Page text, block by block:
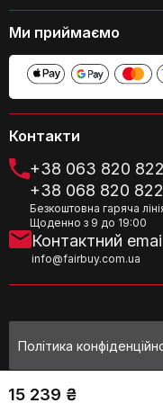
15 239 ₴
відповідності
Ширина виробу
Вага 5 кг
Категорія:
Чи підходить
встановлення
цієї моделі?
Контакти
+38 063 820
+38 068 820
Безкоштовна гаряча
Щоденно з 9 до 19:00
Контактний
info@fairbuy.com.ua
Ми приймаємо
Політика